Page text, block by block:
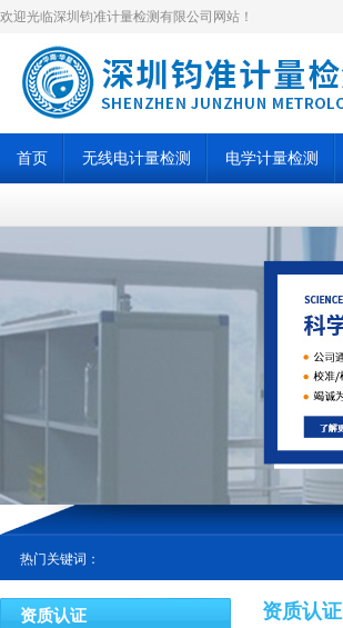
欢迎光临深圳钧准计量检测有限公司网站！
首页 无线电计量检测 电学计量检测
热门关键词：
资质认证 资质认证